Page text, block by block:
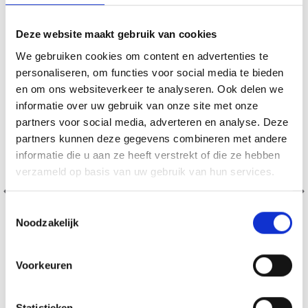
Deze website maakt gebruik van cookies
We gebruiken cookies om content en advertenties te
personaliseren, om functies voor social media te bieden
en om ons websiteverkeer te analyseren. Ook delen we
informatie over uw gebruik van onze site met onze
partners voor social media, adverteren en analyse. Deze
partners kunnen deze gegevens combineren met andere
informatie die u aan ze heeft verstrekt of die ze hebben
verzameld op basis van uw gebruik van hun services.
Noodzakelijk
Voorkeuren